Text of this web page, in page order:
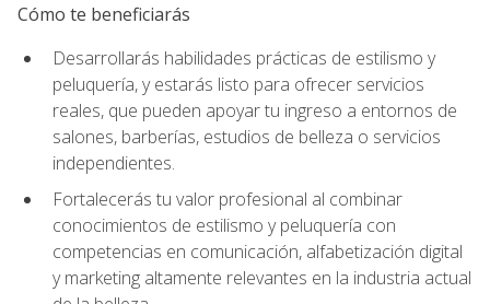
Cómo te beneficiarás
Desarrollarás habilidades prácticas de estilismo y
peluquería, y estarás listo para ofrecer servicios
reales, que pueden apoyar tu ingreso a entornos de
salones, barberías, estudios de belleza o servicios
independientes.
Fortalecerás tu valor profesional al combinar
conocimientos de estilismo y peluquería con
competencias en comunicación, alfabetización digital
y marketing altamente relevantes en la industria actual